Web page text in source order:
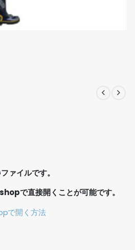
ァイルです。
で直接開くことが可能です。
で開く方法